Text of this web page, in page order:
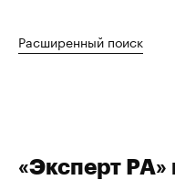
Расширенный поиск
«Эксперт РА»